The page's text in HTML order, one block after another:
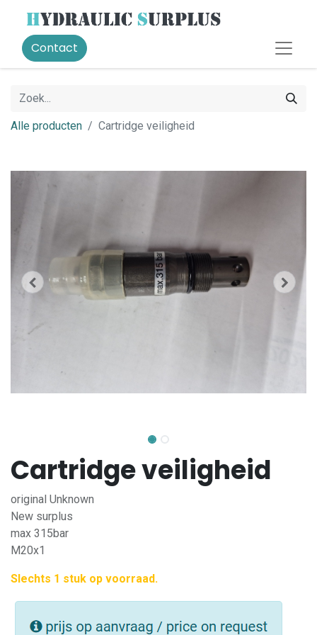
Contact
Alle producten Cartridge veiligheid
Cartridge veiligheid
original Unknown
New surplus
max 315bar
M20x1
Slechts 1 stuk op voorraad.